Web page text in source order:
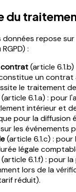
du
repose
:
contrat(article
un
le traitement
(article 6.1.a) : pour
intérieur et
pour la diffusion
les événements
(article 6.1.c) :
légale
(article 6.1.f) : pour
lors de la
réduit).